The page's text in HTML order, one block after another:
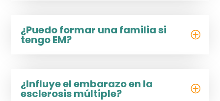
¿Puedo formar una familia si
tengo EM?
¿Influye el embarazo en la
esclerosis múltiple?